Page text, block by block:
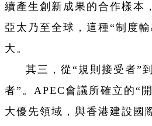
續產生創新成果的合作樣本
亞太乃至全球，這種“制度
大。
其三，從“規則接受者”
者”。APEC會議所確立的“
大優先領域，與香港建設國